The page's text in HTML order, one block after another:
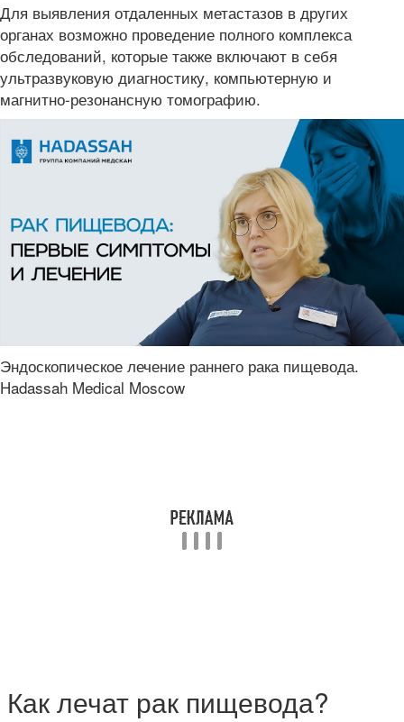
Для выявления отдаленных метастазов в других
органах возможно проведение полного комплекса
обследований, которые также включают в себя
ультразвуковую диагностику, компьютерную и
магнитно-резонансную томографию.
Эндоскопическое лечение раннего рака пищевода.
Hadassah Medical Moscow
Как лечат рак пищевода?